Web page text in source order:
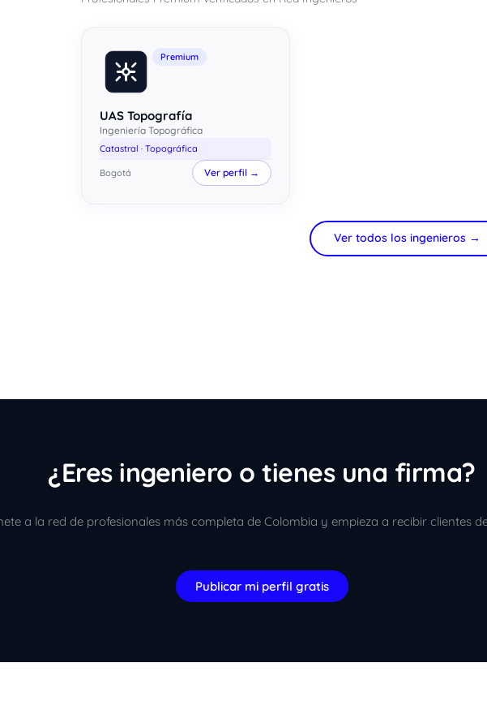
Premium
UAS Topografía
Ingeniería Topográfica
Catastral · Topográfica
Bogotá Ver perfil →
Ver todos los ingenieros →
¿Eres ingeniero o tienes una firma?
a la red de profesionales más completa de Colombia y empieza a recibir clientes
Publicar mi perfil gratis